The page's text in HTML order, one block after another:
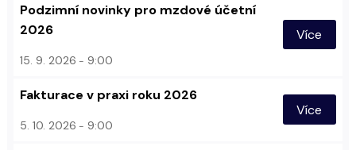
Podzimní novinky pro mzdové účetní
2026
15. 9. 2026 9:00
Více
Fakturace v praxi roku 2026
5. 10. 2026 9:00
Více